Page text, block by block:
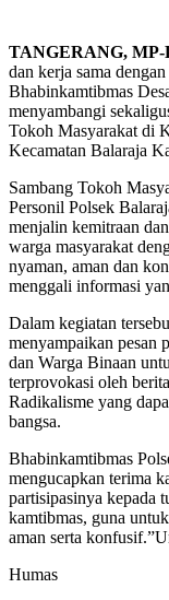
TANGERANG,
dan kerja sama
Bhabinkamtibmas
menyambangi
Tokoh Masyarakat di
Kecamatan Balaraja
Sambang Tokoh
Personil Polsek
menjalin kemitraan
warga masyarakat
nyaman, aman dan
menggali informasi
Dalam kegiatan
menyampaikan pesan
dan Warga Binaan
terprovokasi oleh
Radikalisme yang
bangsa.
Bhabinkamtibmas
mengucapkan terima
partisipasinya kepada
kamtibmas, guna
aman serta
Humas